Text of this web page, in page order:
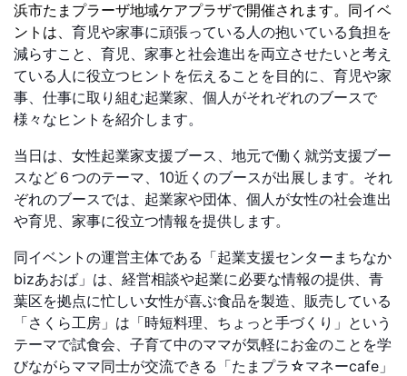
浜市たまプラーザ地域ケアプラザで開催されます。同イベ
ントは、 育児や家事に頑張っている人の抱いている負担を
減らすこと、育児、家事と社会進出を両立させたいと考え
ている人に役立つヒントを伝えることを目的に、育児や家
事、仕事に取り組む起業家、個人がそれぞれのブースで
様々なヒントを紹介します。
当日は、女性起業家支援ブース、地元で働く就労支援ブー
スなど６つのテーマ、10近くのブースが出展します。それ
ぞれのブースでは、起業家や団体、個人が女性の社会進出
や育児、家事に役立つ情報を提供します。
同イベントの運営主体である「起業支援センターまちなか
bizあおば」は、経営相談や起業に必要な情報の提供、青
葉区を拠点に忙しい女性が喜ぶ食品を製造、販売している
「さくら工房」は「時短料理、ちょっと手づくり」という
テーマで試食会、 子育て中のママが気軽にお金のことを学
びながらママ同士が交流できる 「たまプラ☆マネーcafe」